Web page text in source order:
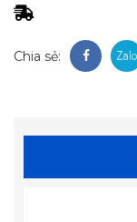
Chia sẻ: